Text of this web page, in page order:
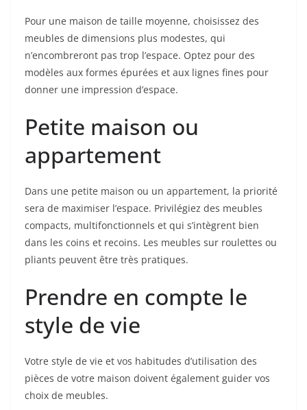
Pour une maison de taille moyenne, choisissez des
meubles de dimensions plus modestes, qui
n’encombreront pas trop l’espace. Optez pour des
modèles aux formes épurées et aux lignes fines pour
donner une impression d’espace.
Petite maison ou
appartement
Dans une petite maison ou un appartement, la priorité
sera de maximiser l’espace. Privilégiez des meubles
compacts, multifonctionnels et qui s’intègrent bien
dans les coins et recoins. Les meubles sur roulettes ou
pliants peuvent être très pratiques.
Prendre en compte le
style de vie
Votre style de vie et vos habitudes d’utilisation des
pièces de votre maison doivent également guider vos
choix de meubles.